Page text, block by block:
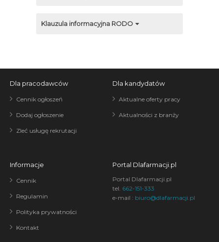
Klauzula informacyjna RODO
Dla pracodawców
Cennik ogłoszeń
Dodaj ogłoszenie
Zleć usługę rekrutacji
Dla kandydatów
Aktualne oferty pracy
Aktualności z branży
Informacje
Cennik
Regulamin
Polityka prywatności
Kontakt
Portal Dlafarmacji.pl
Portal Dlafarmacji.pl
tel. 662-151-333
e-mail : biuro@dlafarmacji.pl